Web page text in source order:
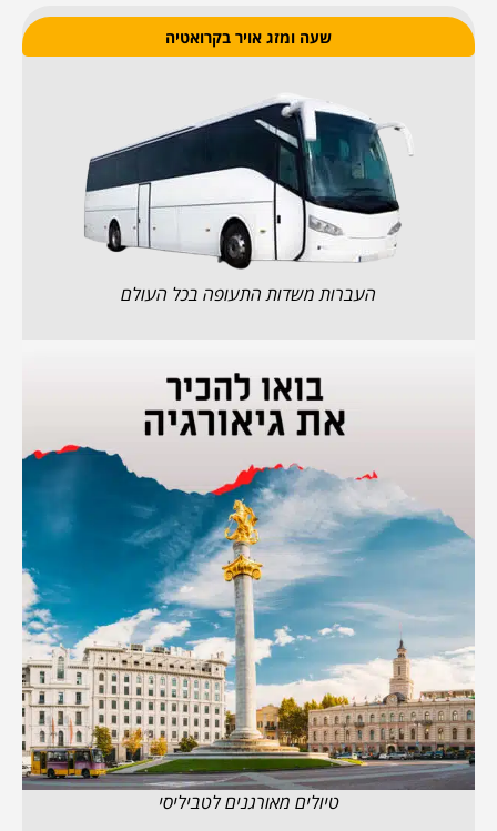
שעה ומזג אויר בקרואטיה
העברות משדות התעופה בכל העולם
טיולים מאורגנים לטביליסי